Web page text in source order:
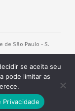
de São Paulo - S.
05508-070
(11) 3815-9245 ●
se aceita seu
pode limitar as
Privacidade